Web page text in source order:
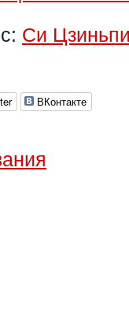
Си
ВКонтакте